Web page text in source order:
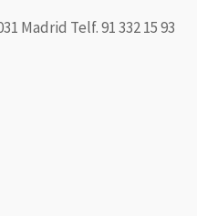
Madrid Telf. 91 332 15 93